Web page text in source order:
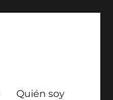
Quién soy